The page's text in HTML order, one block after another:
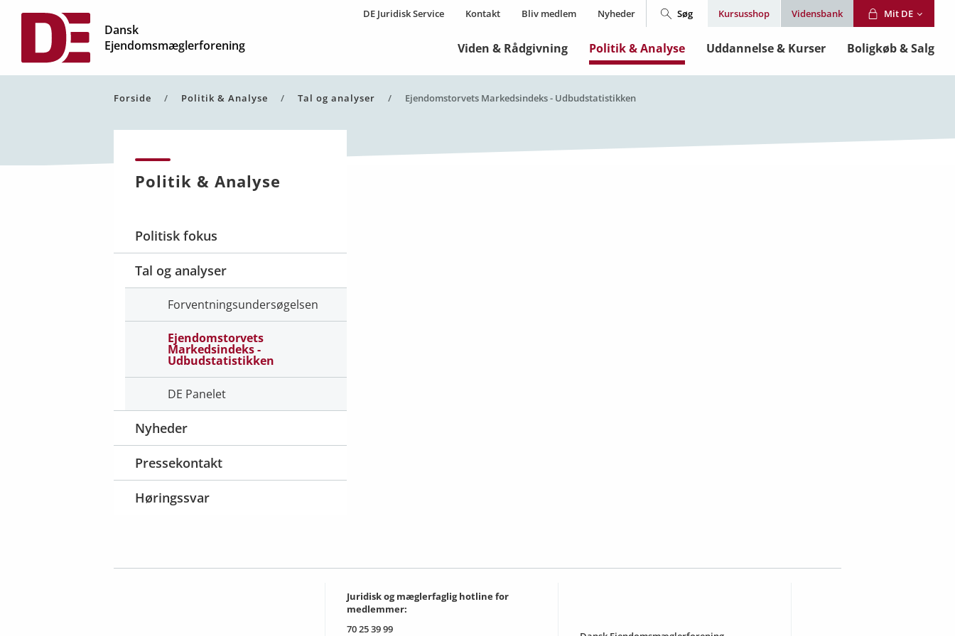
Dansk
Ejendomsmæglerforening
DE Juridisk Service Kontakt Bliv medlem Nyheder Søg Kursusshop Vidensbank Mit DE
Viden & Rådgivning Politik & Analyse Uddannelse & Kurser Boligkøb & Salg
Forside Politik & Analyse Tal og analyser Aktuel side:
Ejendomstorvets Markedsindeks - Udbudstatistikken
Politik & Analyse
Politisk fokus
Tal og analyser
Forventningsundersøgelsen
Ejendomstorvets
Markedsindeks -
Udbudstatistikken
DE Panelet
Nyheder
Pressekontakt
Høringssvar
Juridisk og mæglerfaglig hotline for
medlemmer:
70 25 39 99